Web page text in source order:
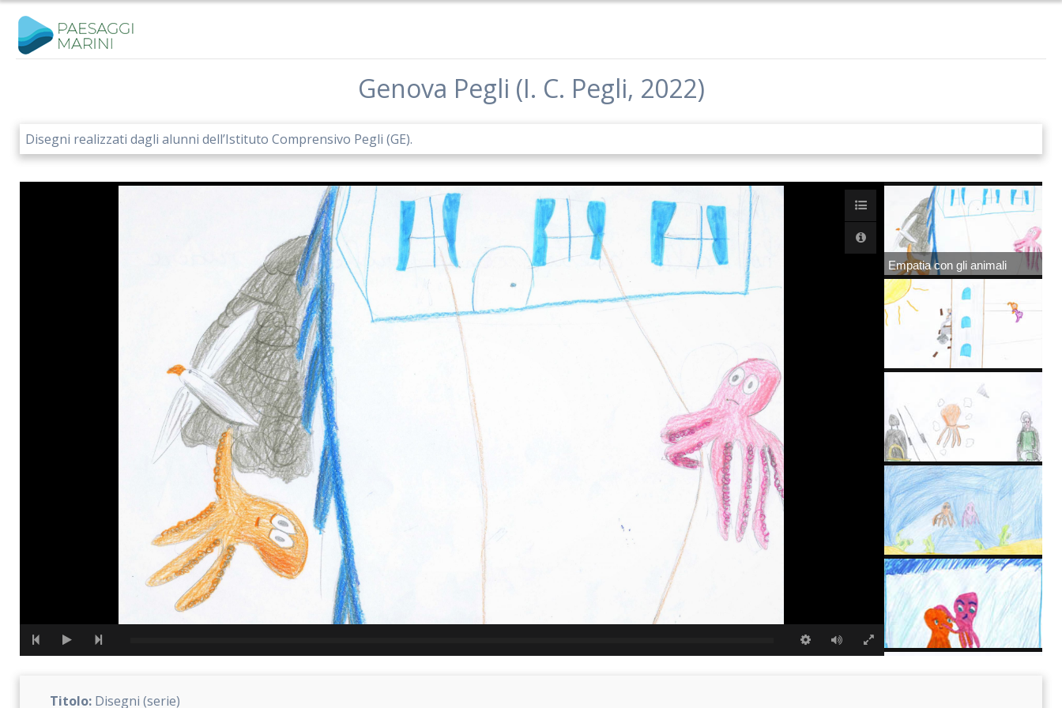
contenuto
Genova Pegli (I. C. Pegli, 2022)
Disegni realizzati dagli alunni dell’Istituto Comprensivo Pegli (GE).
Empatia con gli animali
Empatia con gli animali
Empatia con gli animali
Empatia con gli animali
Titolo: Disegni (serie)